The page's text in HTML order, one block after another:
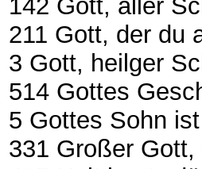
142 Gott, aller
211 Gott, der du
3 Gott, heilger
514 Gottes
5 Gottes Sohn
331 Großer